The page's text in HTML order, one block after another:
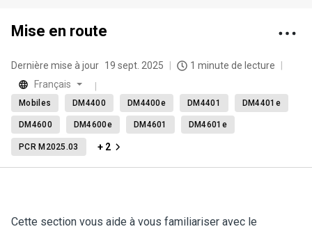
Mise en route
Dernière mise à jour 19 sept. 2025
1 minute de lecture
Français
Mobiles DM4400 DM4400e DM4401 DM4401e
DM4600 DM4600e DM4601 DM4601e
PCR M2025.03 + 2
Cette section vous aide à vous familiariser avec le